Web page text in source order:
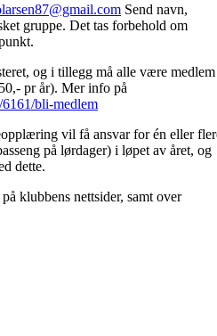
Send navn,
gruppe. Det tas forbehold om
og i tillegg må alle være medlem
pr år). Mer info på
bli-medlem
vil få ansvar for én eller
på lørdager) i løpet av året, og
dette.
klubbens nettsider, samt over